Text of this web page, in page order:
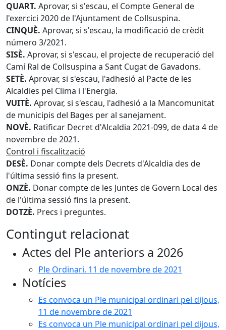
QUART. Aprovar, si s'escau, el Compte General de
l'exercici 2020 de l'Ajuntament de Collsuspina.
CINQUÈ. Aprovar, si s'escau, la modificació de crèdit
número 3/2021.
SISÈ. Aprovar, si s'escau, el projecte de recuperació del
Camí Ral de Collsuspina a Sant Cugat de Gavadons.
SETÈ. Aprovar, si s'escau, l'adhesió al Pacte de les
Alcaldies pel Clima i l'Energia.
VUITÈ. Aprovar, si s'escau, l'adhesió a la Mancomunitat
de municipis del Bages per al sanejament.
NOVÈ. Ratificar Decret d'Alcaldia 2021-099, de data 4 de
novembre de 2021.
Control i fiscalització
DESÈ. Donar compte dels Decrets d'Alcaldia des de
l'última sessió fins la present.
ONZÈ. Donar compte de les Juntes de Govern Local des
de l'última sessió fins la present.
DOTZÈ. Precs i preguntes.
Contingut relacionat
Actes del Ple anteriors a 2026
Ple Ordinari. 11 de novembre de 2021
Notícies
Es convoca un Ple municipal ordinari pel dijous,
11 de novembre de 2021
Es convoca un Ple municipal ordinari pel dijous,